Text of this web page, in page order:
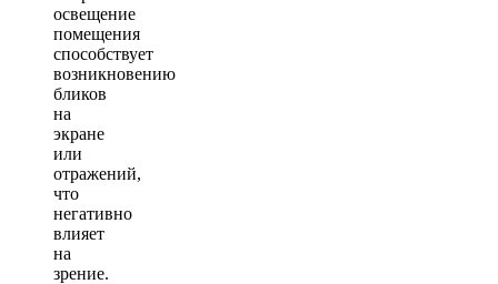
освещение
помещения
способствует
возникновению
бликов
на
экране
или
отражений,
что
негативно
влияет
на
зрение.